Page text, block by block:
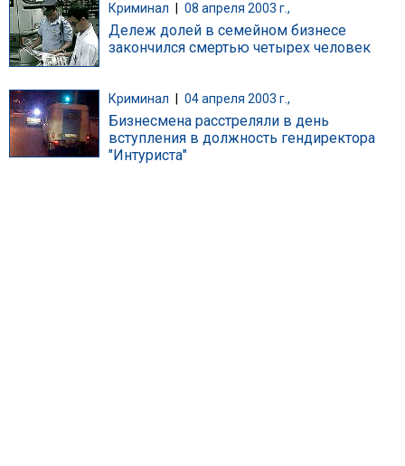
Криминал 08 апреля 2003 г.,
Дележ долей в семейном бизнесе
закончился смертью четырех человек
Криминал 04 апреля 2003 г.,
Бизнесмена расстреляли в день
вступления в должность гендиректора
"Интуриста"